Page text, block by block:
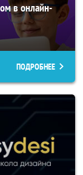
в онлайн-
ПОДРОБНЕЕ